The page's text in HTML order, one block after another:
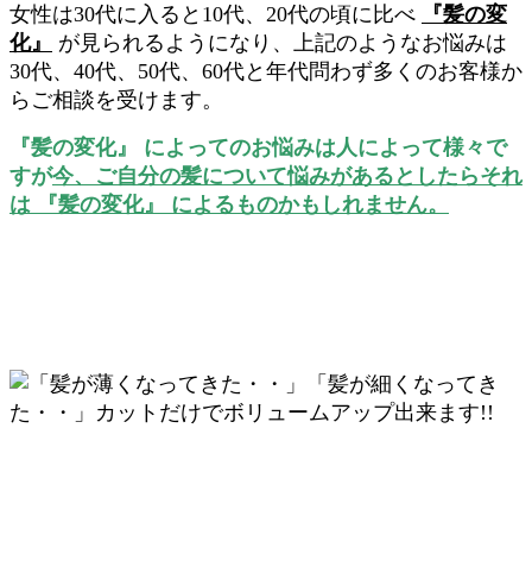
女性は30代に入ると10代、20代の頃に比べ
『髪の変
化』
が見られるようになり、上記のようなお悩みは
30代、40代、50代、60代と年代問わず多くのお客様か
らご相談を受けます。
『髪の変化』 によってのお悩みは人によって様々で
すが今、ご自分の髪について悩みがあるとしたらそれ
は 『髪の変化』 によるものかもしれません。